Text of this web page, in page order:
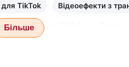
TikTok Відеоефекти з
порталом для TikTok
Більше